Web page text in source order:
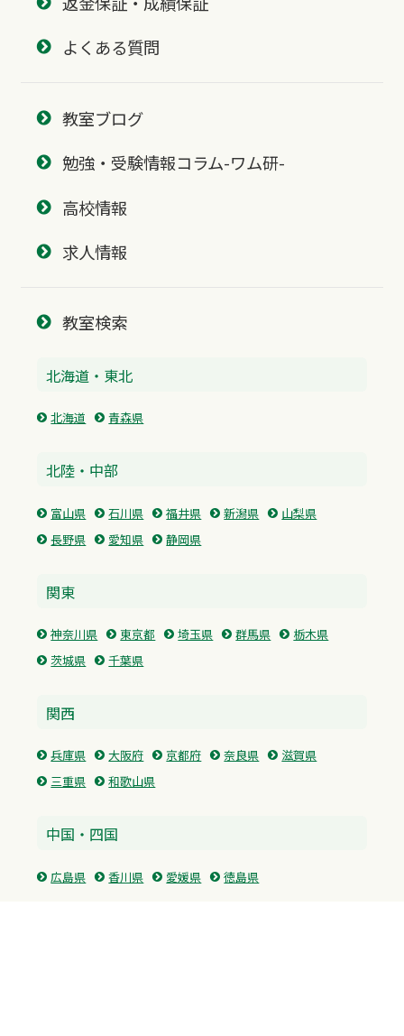
よくある質問
教室ブログ
勉強・受験情報コラム-ワム研-
高校情報
求人情報
教室検索
北海道・東北
北海道 青森県
北陸・中部
富山県 石川県 福井県 新潟県
山梨県
長野県
愛知県 静岡県
関東
神奈川県 東京都 埼玉県 群馬県
栃木県
茨城県
千葉県
関西
兵庫県 大阪府 京都府 奈良県
滋賀県
三重県
和歌山県
中国・四国
広島県 香川県 愛媛県 徳島県